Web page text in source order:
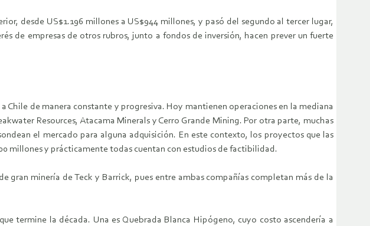
desde US$1.196 millones a US$944 millones, y pasó del segundo al tercer lugar,
de empresas de otros rubros, junto a fondos de inversión, hacen prever un fuerte
Chile de manera constante y progresiva. Hoy mantienen operaciones en la mediana
Resources, Atacama Minerals y Cerro Grande Mining. Por otra parte, muchas
el mercado para alguna adquisición. En este contexto, los proyectos que las
millones y prácticamente todas cuentan con estudios de factibilidad.
gran minería de Teck y Barrick, pues entre ambas compañías completan más de la
termine la década. Una es Quebrada Blanca Hipógeno, cuyo costo ascendería a